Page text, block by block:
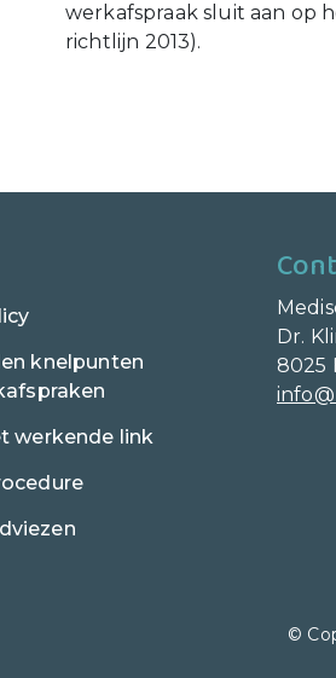
werkafspraak sluit aan op
richtlijn 2013).
knelpunten
werkende link
Dr.
8025
©